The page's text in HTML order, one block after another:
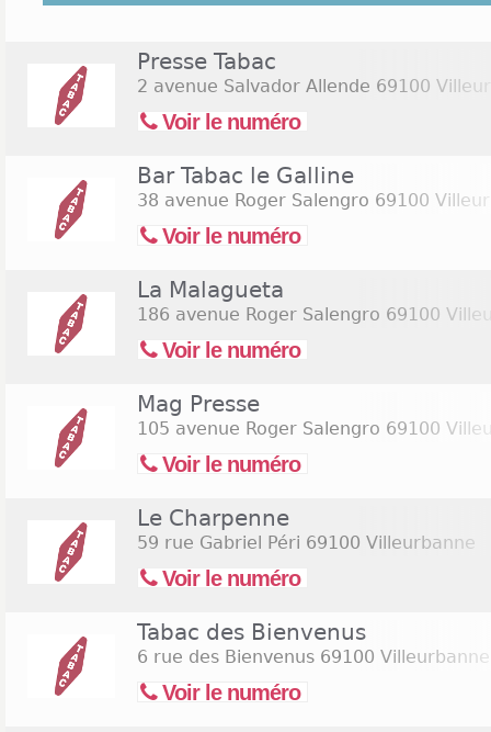
Presse Tabac
2 avenue Salvador Allende 69100
Voir le numéro
Bar Tabac le Galline
38 avenue Roger Salengro 69100
Voir le numéro
La Malagueta
186 avenue Roger Salengro 69100
Voir le numéro
Mag Presse
105 avenue Roger Salengro 69100
Voir le numéro
Le Charpenne
59 rue Gabriel Péri 69100 Villeurbanne
Voir le numéro
Tabac des Bienvenus
6 rue des Bienvenus 69100 Villeurbanne
Voir le numéro